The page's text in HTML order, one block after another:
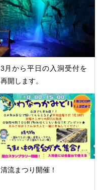
3月から平日の入洞受付を
再開します。
清流まつり開催！